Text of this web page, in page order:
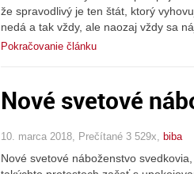
že spravodlivý je ten štát, ktorý
nedá a tak vždy, ale naozaj vždy sa
Pokračovanie článku
Nové svetové
10. marca 2018, Prečítané 3 529x, biba
Nové svetové náboženstvo